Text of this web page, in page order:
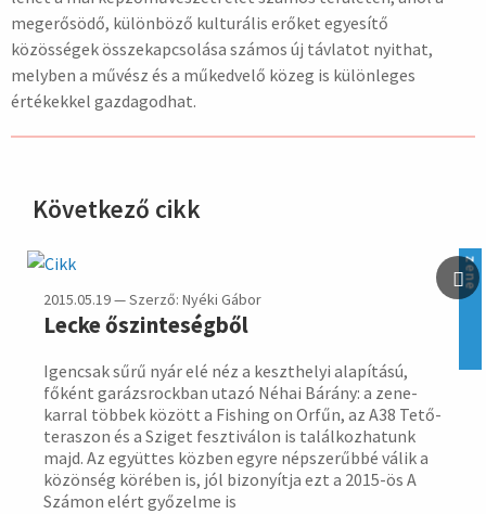
megerősödő, különböző kulturális erőket egyesítő
közösségek összekapcsolása számos új távlatot nyithat,
melyben a művész és a műkedvelő közeg is különleges
értékekkel gazdagodhat.
Következő cikk
zene
2015.05.19 — Szerző: Nyéki Gábor
Lecke őszinteségből
Igencsak sűrű nyár elé néz a keszt­helyi alapítású,
főként garázs­rockban utazó Néhai Bárány: a zene­
karral többek között a Fishing on Orfűn, az A38 Tető­
tera­szon és a Sziget feszti­válon is talál­koz­hatunk
majd. Az együt­tes közben egyre népsze­rűbbé válik a
közön­ség köré­ben is, jól bizo­nyítja ezt a 2015-ös A
Számon elért győ­zelme is